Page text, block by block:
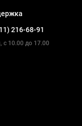
216-68-91
с 10.00 до 17.00